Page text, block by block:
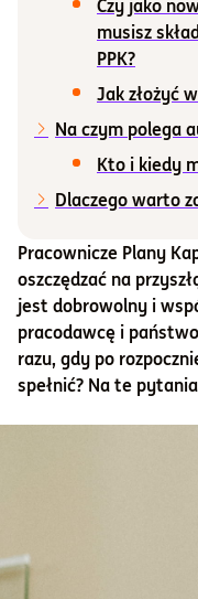
Pracownicze Plany
oszczędzać na
jest dobrowolny i
pracodawcę i
razu, gdy po
spełnić? Na te
Czy jako
musisz
PPK?
Jak złożyć
Na czym polega
Kto i kiedy
Dlaczego warto